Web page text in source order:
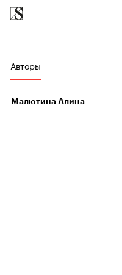
Авторы
Малютина Алина